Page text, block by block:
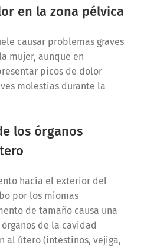
en la zona pélvica
causar problemas graves
mujer, aunque en
picos de dolor
molestias durante la
los órganos
hacia el exterior del
por los miomas
de tamaño causa una
de la cavidad
al útero (intestinos, vejiga,